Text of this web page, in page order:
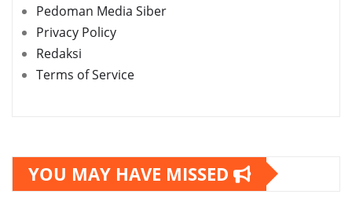
Pedoman Media Siber
Privacy Policy
Redaksi
Terms of Service
YOU MAY HAVE MISSED